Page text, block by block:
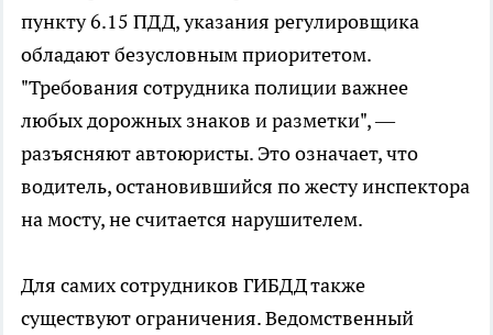
пункту 6.15 ПДД, указания регулировщика
обладают безусловным приоритетом.
"Требования сотрудника полиции важнее
любых дорожных знаков и разметки", —
разъясняют автоюристы. Это означает, что
водитель, остановившийся по жесту инспектора
на мосту, не считается нарушителем.
Для самих сотрудников ГИБДД также
существуют ограничения. Ведомственный